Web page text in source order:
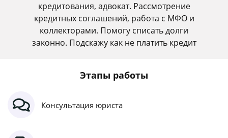
кредитования, адвокат. Рассмотрение
кредитных соглашений, работа с МФО и
коллекторами. Помогу списать долги
законно. Подскажу как не платить кредит
Этапы работы
Консультация юриста